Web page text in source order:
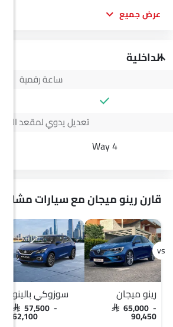
عرض جميع
الداخلية
ساعة رقمية
تعديل يدوي لمقعد السائق
4 Way
قارن رينو ميجان مع سيارات مشابهة
رينو ميجان
SAR 65,000 -
90,450
سوزوكي بالينو
SAR 57,500 -
62,100